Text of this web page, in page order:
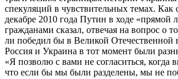
спекуляций в чувствительных темах. Как
декабре 2010 года Путин в ходе «прямой
гражданами сказал, отвечая на вопрос о
ли победил бы в Великой Отечественной
Россия и Украина в тот момент были
«Я позволю с вами не согласиться, когда
что если бы мы были разделены, мы не